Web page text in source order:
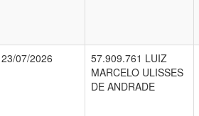
23/07/2026
57.909.761 LUIZ
MARCELO ULISSES
DE ANDRADE